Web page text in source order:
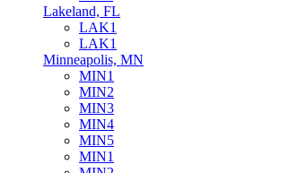
Lakeland, FL
LAK1
LAK1
Minneapolis, MN
MIN1
MIN2
MIN3
MIN4
MIN5
MIN1